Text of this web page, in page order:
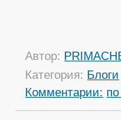
Автор:
Категория: Блоги
Комментарии: